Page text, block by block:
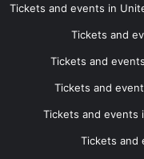
Tickets and events in
Tickets and
Tickets and
Tickets and
Tickets and events
Tickets and